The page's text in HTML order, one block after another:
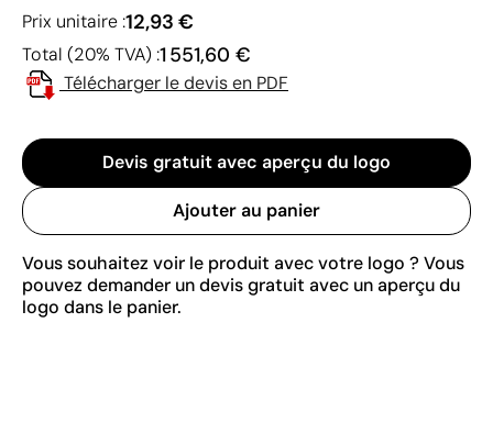
Prix unitaire :12,93 €
Total (20% TVA) :1 551,60 €
Télécharger le devis en PDF
Devis gratuit avec aperçu du logo
Ajouter au panier
Vous souhaitez voir le produit avec votre logo ? Vous
pouvez demander un devis gratuit avec un aperçu du
logo dans le panier.